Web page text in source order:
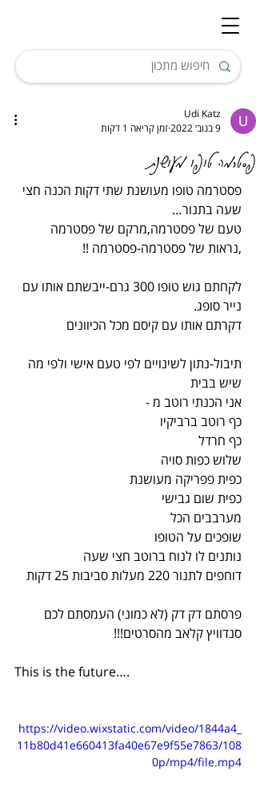
פסטרמה טופו מעושנת
Udi Katz
9 בנוב׳ 2022
זמן קריאה 1 דקות
פסטרמה טופו מעושנת שתי דקות הכנה חצי
שעה בתנור…
טעם של פסטרמה,מרקם של פסטרמה
,נראות של פסטרמה-פסטרמה !!
לקחתם גוש טופו 300 גרם-ייבשתם אותו עם
נייר סופג.
דקרתם אותו עם קיסם מכל הכיוונים
תיבול-נתון לשינויים לפי טעם אישי ולפי מה
שיש בבית
אני הכנתי רוטב מ -
כף רוטב ברביקיו
כף חרדל
שלוש כפות סויה
כפית פפריקה מעושנת
כפית שום גבישי
מערבבים הכל
שופכים על הטופו
נותנים לו לנוח ברוטב חצי שעה
דוחפים לתנור 220 מעלות סביבות 25 דקות
פרסתם דק דק (לא כמוני) העמסתם לכם
סנדוויץ קלאב מהסרטים!!!
This is the future….
https://video.wixstatic.com/video/1844a4_
11b80d41e660413fa40e67e9f55e7863/108
0p/mp4/file.mp4